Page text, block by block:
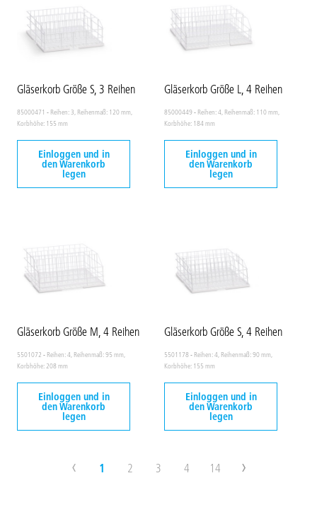
Gläserkorb Größe S, 3 Reihen
85000471 - Reihen: 3, Reihenmaß: 120 mm,
Korbhöhe: 155 mm
Einloggen und in
den Warenkorb
legen
Gläserkorb Größe L, 4 Reihen
85000449 - Reihen: 4, Reihenmaß: 110 mm,
Korbhöhe: 184 mm
Einloggen und in
den Warenkorb
legen
Gläserkorb Größe M, 4 Reihen
5501072 - Reihen: 4, Reihenmaß: 95 mm,
Korbhöhe: 208 mm
Einloggen und in
den Warenkorb
legen
Gläserkorb Größe S, 4 Reihen
5501178 - Reihen: 4, Reihenmaß: 90 mm,
Korbhöhe: 155 mm
Einloggen und in
den Warenkorb
legen
‹ 1 2 3 4 14 ›